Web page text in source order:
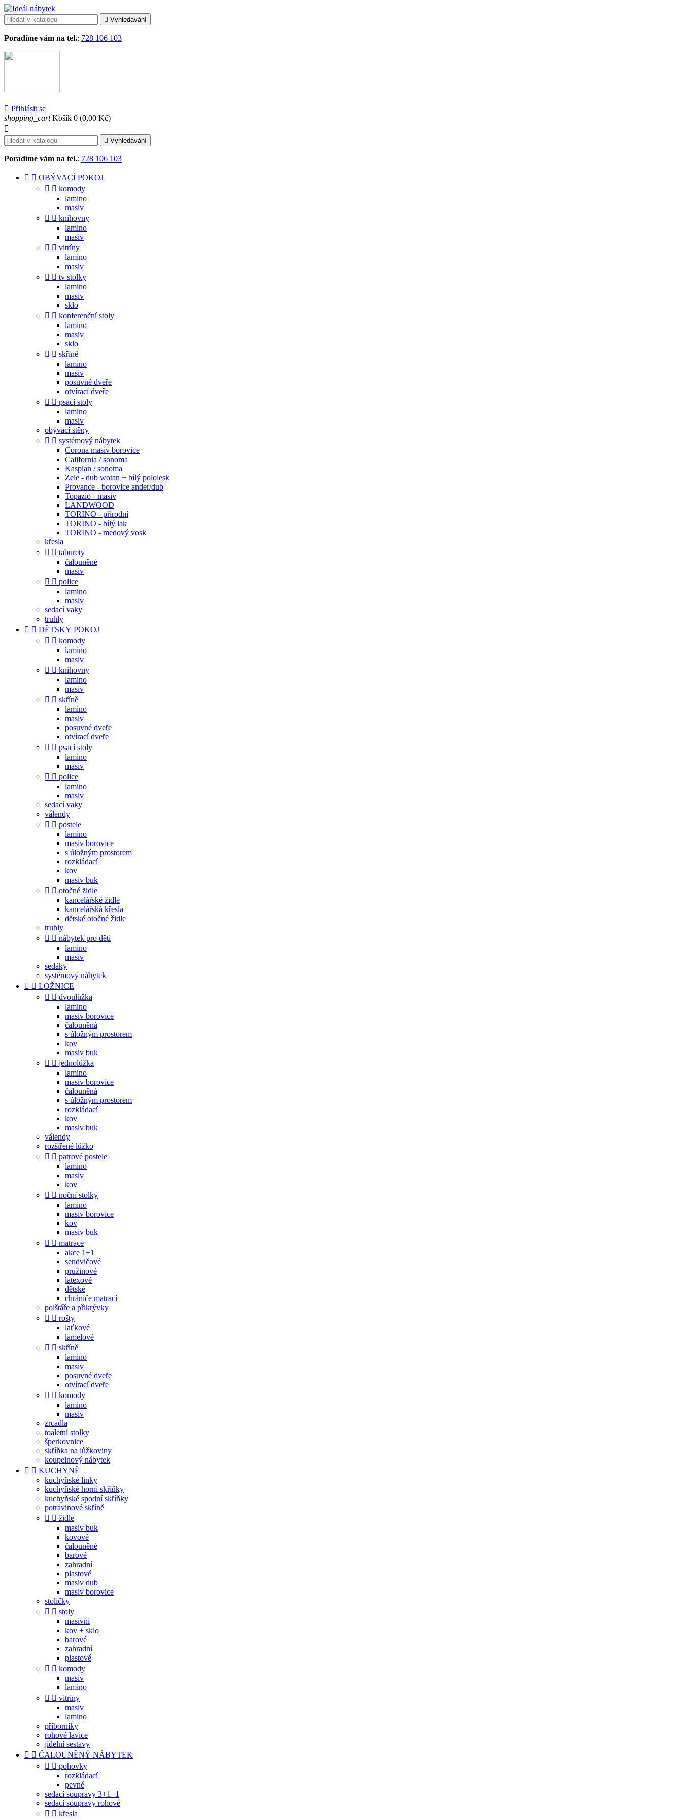
 Vyhledávání
Poradíme vám na tel.: 728 106 103
 Přihlásit se
shopping_cart Košík 0 (0,00 Kč)

 Vyhledávání
Poradíme vám na tel.: 728 106 103
  OBÝVACÍ POKOJ
  komody
lamino
masiv
  knihovny
lamino
masiv
  vitríny
lamino
masiv
  tv stolky
lamino
masiv
sklo
  konferenční stoly
lamino
masiv
sklo
  skříně
lamino
masiv
posuvné dveře
otvírací dveře
  psací stoly
lamino
masiv
obývací stěny
  systémový nábytek
Corona masiv borovice
California / sonoma
Kaspian / sonoma
Zele - dub wotan + bílý pololesk
Provance - borovice ander/dub
Topazio - masiv
LANDWOOD
TORINO - přírodní
TORINO - bílý lak
TORINO - medový vosk
křesla
  taburety
čalouněné
masiv
  police
lamino
masiv
sedací vaky
truhly
  DĚTSKÝ POKOJ
  komody
lamino
masiv
  knihovny
lamino
masiv
  skříně
lamino
masiv
posuvné dveře
otvírací dveře
  psací stoly
lamino
masiv
  police
lamino
masiv
sedací vaky
válendy
  postele
lamino
masiv borovice
s úložným prostorem
rozkládací
kov
masiv buk
  otočné židle
kancelářské židle
kancelářská křesla
dětské otočné židle
truhly
  nábytek pro děti
lamino
masiv
sedáky
systémový nábytek
  LOŽNICE
  dvoulůžka
lamino
masiv borovice
čalouněná
s úložným prostorem
kov
masiv buk
  jednolůžka
lamino
masiv borovice
čalouněná
s úložným prostorem
rozkládací
kov
masiv buk
válendy
rozšířené lůžko
  patrové postele
lamino
masiv
kov
  noční stolky
lamino
masiv borovice
kov
masiv buk
  matrace
akce 1+1
sendvičové
pružinové
latexové
dětské
chrániče matrací
polštáře a přikrývky
  rošty
laťkové
lamelové
  skříně
lamino
masiv
posuvné dveře
otvírací dveře
  komody
lamino
masiv
zrcadla
toaletní stolky
šperkovnice
skříňka na lůžkoviny
koupelnový nábytek
  KUCHYNĚ
kuchyňské linky
kuchyňské horní skříňky
kuchyňské spodní skříňky
potravinové skříně
  židle
masiv buk
kovové
čalouněné
barové
zahradní
plastové
masiv dub
masiv borovice
stoličky
  stoly
masivní
kov + sklo
barové
zahradní
plastové
  komody
masiv
lamino
  vitríny
masiv
lamino
příborníky
rohové lavice
jídelní sestavy
  ČALOUNĚNÝ NÁBYTEK
  pohovky
rozkládací
pevné
sedací soupravy 3+1+1
sedací soupravy rohové
  křesla